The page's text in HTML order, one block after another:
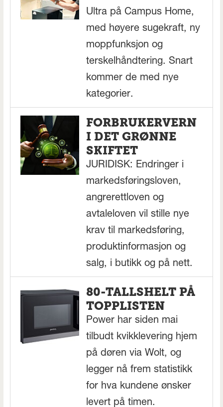
Ultra på Campus Home,
med høyere sugekraft, ny
moppfunksjon og
terskelhåndtering. Snart
kommer de med nye
kategorier.
FORBRUKERVERN
I DET GRØNNE
SKIFTET
JURIDISK: Endringer i
markedsføringsloven,
angrerettloven og
avtaleloven vil stille nye
krav til markedsføring,
produktinformasjon og
salg, i butikk og på nett.
80-TALLSHELT PÅ
TOPPLISTEN
Power har siden mai
tilbudt kvikklevering hjem
på døren via Wolt, og
legger nå frem statistikk
for hva kundene ønsker
levert på timen.